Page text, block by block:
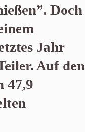
Doch
Jahr
Auf den
47,9